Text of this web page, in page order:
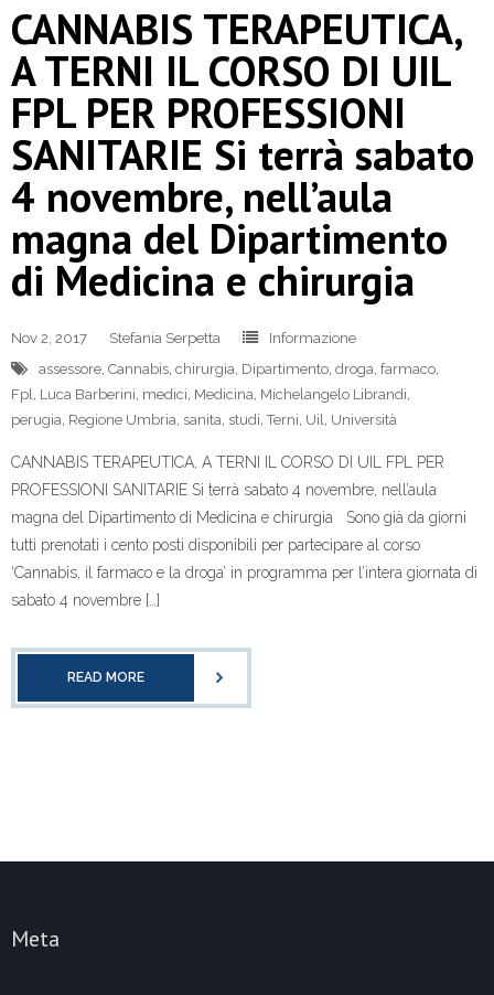
CANNABIS TERAPEUTICA,
A TERNI IL CORSO DI UIL
FPL PER PROFESSIONI
SANITARIE Si terrà sabato
4 novembre, nell’aula
magna del Dipartimento
di Medicina e chirurgia
Nov 2, 2017 Stefania Serpetta
Informazione
assessore, Cannabis, chirurgia, Dipartimento, droga, farmaco,
Fpl, Luca Barberini, medici, Medicina, Michelangelo Librandi,
perugia, Regione Umbria, sanita, studi,Terni, Uil, Università
CANNABIS TERAPEUTICA, A TERNI IL CORSO DI UIL FPL PER
PROFESSIONI SANITARIE Si terrà sabato 4 novembre, nell’aula
magna del Dipartimento di Medicina e chirurgia Sono già da giorni
tutti prenotati i cento posti disponibili per partecipare al corso
‘Cannabis, il farmaco e la droga’ in programma per l’intera giornata di
sabato 4 novembre […]
READ MORE
Meta